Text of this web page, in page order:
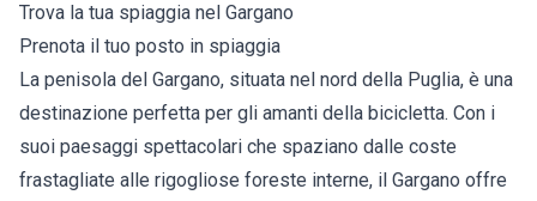
Trova la tua spiaggia nel Gargano
Prenota il tuo posto in spiaggia
La penisola del Gargano, situata nel nord della Puglia, è una
destinazione perfetta per gli amanti della bicicletta. Con i
suoi paesaggi spettacolari che spaziano dalle coste
frastagliate alle rigogliose foreste interne, il Gargano offre